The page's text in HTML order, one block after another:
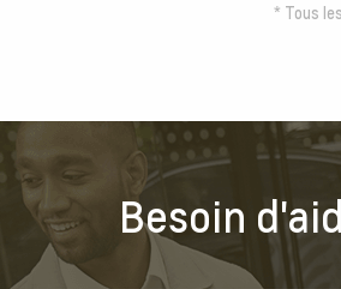
* Tous
Besoin